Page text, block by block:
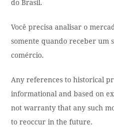
do Brasil.
Você precisa analisar o
somente quando receber um
comércio.
Any references to historical
informational and based on
not warranty that any such
to reoccur in the future.